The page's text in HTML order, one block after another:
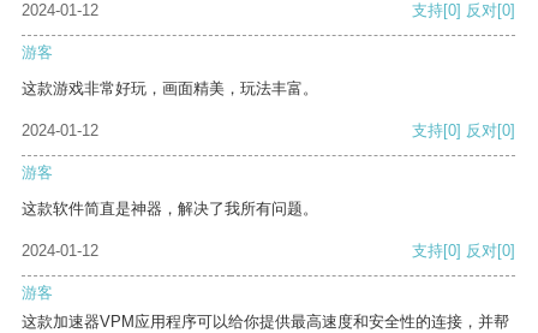
2024-01-12
支持[0] 反对[0]
游客
这款游戏非常好玩，画面精美，玩法丰富。
2024-01-12 支持[0] 反对[0]
游客
这款软件简直是神器，解决了我所有问题。
2024-01-12 支持[0] 反对[0]
游客
这款加速器VPM应用程序可以给你提供最高速度和安全性的连接，并帮